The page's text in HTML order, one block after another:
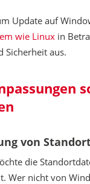
Update auf
wie Linux in
Sicherheit aus.
von
die
Wer nicht von